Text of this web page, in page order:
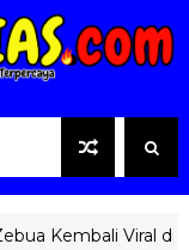
Kembali Viral di